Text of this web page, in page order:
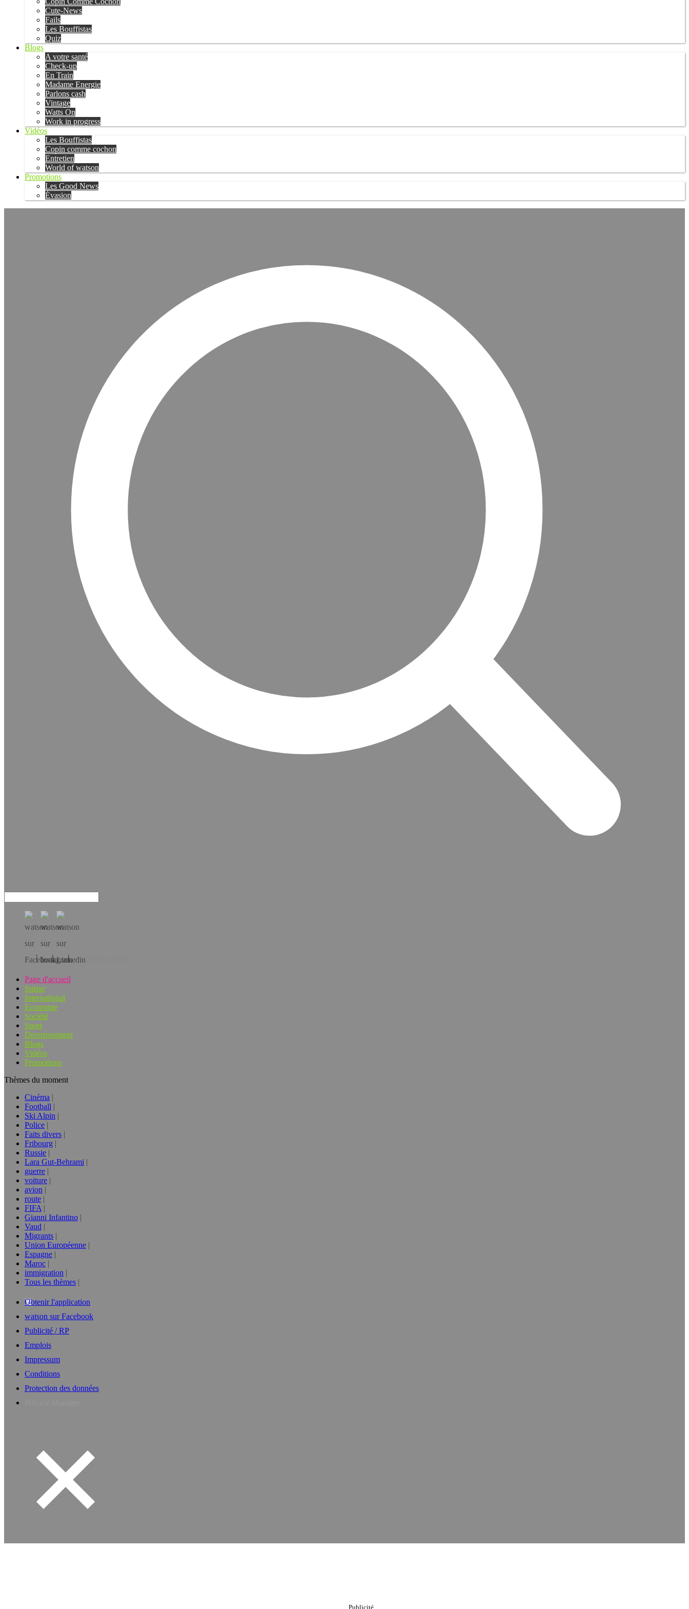
Cute-News
Fails
Les Bouffistas
Quiz
Blogs
A votre santé
Check-up
En Train
Madame Energie
Parlons cash
Vintage
Watts On
Work in progress
Vidéos
Les Bouffistas
Copin comme cochon
Entretien
World of watson
Promotions
Les Good News
Évasion
Téléchargez l’app!
Page d'accueil
Suisse
International
Economie
Société
Sport
Divertissement
Blogs
Vidéos
Promotions
Thèmes du moment
Cinéma
Football
Ski Alpin
Police
Faits divers
Fribourg
Russie
Lara Gut-Behrami
guerre
voiture
avion
route
FIFA
Gianni Infantino
Vaud
Migrants
Union Européenne
Espagne
Maroc
immigration
Tous les thèmes
Obtenir l'application
watson sur Facebook
Publicité / RP
Emplois
Impressum
Conditions
Protection des données